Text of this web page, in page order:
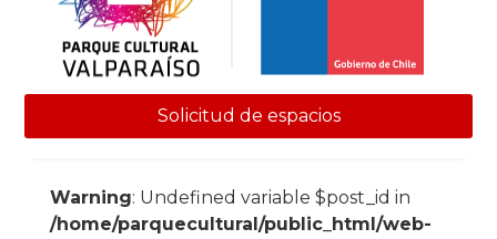
Solicitud de espacios
Warning: Undefined variable $post_id in
/home/parquecultural/public_html/web-